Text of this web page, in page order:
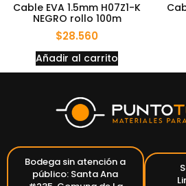
Cable EVA 1.5mm H07Z1-K
NEGRO rollo 100m
$28.560
Añadir al carrito
Bodega sin atención a
público: Santa Ana